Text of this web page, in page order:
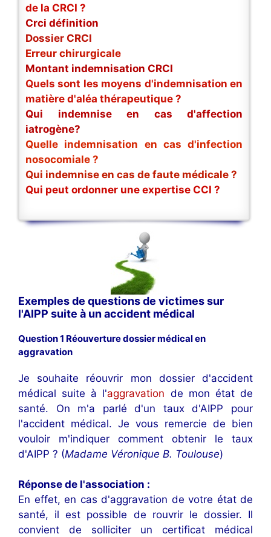
de la CRCI ?
Crci définition
Dossier CRCI
Erreur chirurgicale
Montant indemnisation CRCI
Quels sont les moyens d'indemnisation en
matière d'aléa thérapeutique ?
Qui indemnise en cas d'affection
iatrogène?
Quelle indemnisation en cas d'infection
nosocomiale ?
Qui indemnise en cas de faute médicale ?
Qui peut ordonner une expertise CCI ?
Exemples de questions de victimes sur
l'AIPP suite à un accident médical
Question 1 Réouverture dossier médical en
aggravation
Je souhaite réouvrir mon dossier d'accident
médical suite à l'aggravation de mon état de
santé. On m'a parlé d'un taux d'AIPP pour
l'accident médical. Je vous remercie de bien
vouloir m'indiquer comment obtenir le taux
d'AIPP ? (Madame Véronique B. Toulouse)
Réponse de l'association :
En effet, en cas d'aggravation de votre état de
santé, il est possible de rouvrir le dossier. Il
convient de solliciter un certificat médical